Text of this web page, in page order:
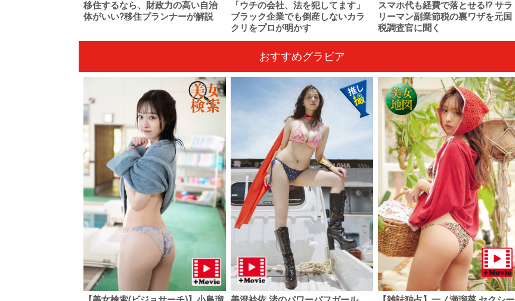
移住するなら、財政力の高い自治
体がいい?移住プランナーが解説
「ウチの会社、法を犯してます」
ブラック企業でも倒産しないカラ
クリをプロが明かす
スマホ代も経費で落とせる!? サラ
リーマン副業節税の裏ワザを元国
税調査官に聞く
おすすめグラビア